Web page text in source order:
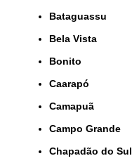
Bataguassu
Bela Vista
Bonito
Caarapó
Camapuã
Campo Grande
Chapadão do Sul